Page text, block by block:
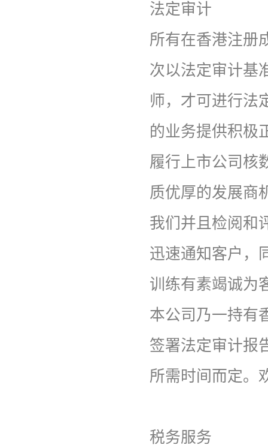
法定审计
所有在香港注册
次以法定审计基
师，才可进行法
的业务提供积极
履行上市公司核
质优厚的发展商
我们并且检阅和
迅速通知客户，
训练有素竭诚为
本公司乃一持有
签署法定审计报
所需时间而定。
税务服务